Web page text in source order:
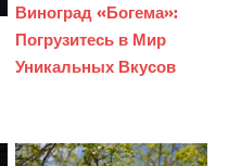
Виноград «Богема»:
Погрузитесь в Мир
Уникальных Вкусов